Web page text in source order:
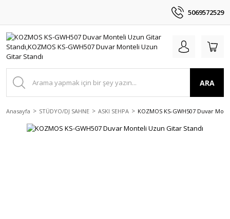
5069572529
ARA
Anasayfa STÜDYO/DJ SAHNE ASKI SEHPA KOZMOS KS-GWH507 Duvar